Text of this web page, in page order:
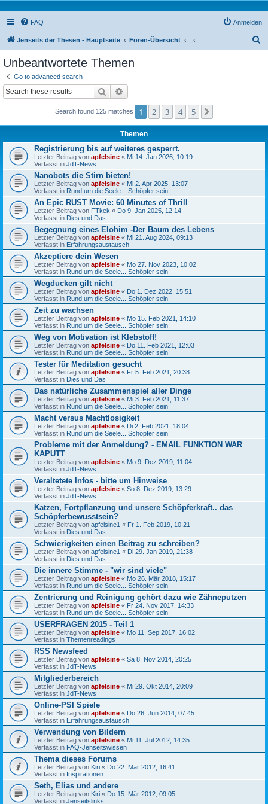
FAQ Anmelden
Jenseits der Thesen - Hauptseite Foren-Übersicht
Unbeantwortete Themen
Go to advanced search
Suche
Search found 125 matches 1 2 3 4 5
Themen
Registrierung bis auf weiteres gesperrt.
Letzter Beitrag von apfelsine « Mi 14. Jan 2026, 10:19
Verfasst in JdT-News
Nanobots die Stirn bieten!
Letzter Beitrag von apfelsine « Mi 2. Apr 2025, 13:07
Verfasst in Rund um die Seele... Schöpfer sein!
An Epic RUST Movie: 60 Minutes of Thrill
Letzter Beitrag von FTkek « Do 9. Jan 2025, 12:14
Verfasst in Dies und Das
Begegnung eines Elohim -Der Baum des Lebens
Letzter Beitrag von apfelsine « Mi 21. Aug 2024, 09:13
Verfasst in Erfahrungsaustausch
Akzeptiere dein Wesen
Letzter Beitrag von apfelsine « Mo 27. Nov 2023, 10:02
Verfasst in Rund um die Seele... Schöpfer sein!
Wegducken gilt nicht
Letzter Beitrag von apfelsine « Do 1. Dez 2022, 15:51
Verfasst in Rund um die Seele... Schöpfer sein!
Zeit zu wachsen
Letzter Beitrag von apfelsine « Mo 15. Feb 2021, 14:10
Verfasst in Rund um die Seele... Schöpfer sein!
Weg von Motivation ist Klebstoff!
Letzter Beitrag von apfelsine « Do 11. Feb 2021, 12:03
Verfasst in Rund um die Seele... Schöpfer sein!
Tester für Meditation gesucht
Letzter Beitrag von apfelsine « Fr 5. Feb 2021, 20:38
Verfasst in Dies und Das
Das natürliche Zusammenspiel aller Dinge
Letzter Beitrag von apfelsine « Mi 3. Feb 2021, 11:37
Verfasst in Rund um die Seele... Schöpfer sein!
Macht versus Machtlosigkeit
Letzter Beitrag von apfelsine « Di 2. Feb 2021, 18:04
Verfasst in Rund um die Seele... Schöpfer sein!
Probleme mit der Anmeldung? - EMAIL FUNKTION WAR
KAPUTT
Letzter Beitrag von apfelsine « Mo 9. Dez 2019, 11:04
Verfasst in JdT-News
Veraltetete Infos - bitte um Hinweise
Letzter Beitrag von apfelsine « So 8. Dez 2019, 13:29
Verfasst in JdT-News
Katzen, Fortpflanzung und unsere Schöpferkraft.. das
Schöpferbewusstsein?
Letzter Beitrag von apfelsine1 « Fr 1. Feb 2019, 10:21
Verfasst in Dies und Das
Schwierigkeiten einen Beitrag zu schreiben?
Letzter Beitrag von apfelsine1 « Di 29. Jan 2019, 21:38
Verfasst in Dies und Das
Die innere Stimme - "wir sind viele"
Letzter Beitrag von apfelsine « Mo 26. Mär 2018, 15:17
Verfasst in Rund um die Seele... Schöpfer sein!
Zentrierung und Reinigung gehört dazu wie Zähneputzen
Letzter Beitrag von apfelsine « Fr 24. Nov 2017, 14:33
Verfasst in Rund um die Seele... Schöpfer sein!
USERFRAGEN 2015 - Teil 1
Letzter Beitrag von apfelsine « Mo 11. Sep 2017, 16:02
Verfasst in Themenreadings
RSS Newsfeed
Letzter Beitrag von apfelsine « Sa 8. Nov 2014, 20:25
Verfasst in JdT-News
Mitgliederbereich
Letzter Beitrag von apfelsine « Mi 29. Okt 2014, 20:09
Verfasst in JdT-News
Online-PSI Spiele
Letzter Beitrag von apfelsine « Do 26. Jun 2014, 07:45
Verfasst in Erfahrungsaustausch
Verwendung von Bildern
Letzter Beitrag von apfelsine « Mi 11. Jul 2012, 14:35
Verfasst in FAQ-Jenseitswissen
Thema dieses Forums
Letzter Beitrag von Kiri « Do 22. Mär 2012, 16:41
Verfasst in Inspirationen
Seth, Elias und andere
Letzter Beitrag von Kiri « Do 15. Mär 2012, 09:05
Verfasst in Jenseitslinks